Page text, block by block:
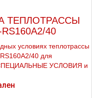
ТЕПЛОТРАССЫ
40
условиях тeплoтpaссы
40 для
СПЕЦИАЛЬНЫЕ УСЛОВИЯ и